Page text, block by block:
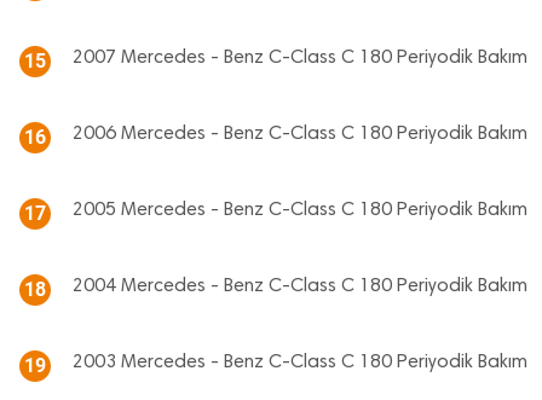
15 2007 Mercedes - Benz C-Class C 180 Periyodik Bakım
16 2006 Mercedes - Benz C-Class C 180 Periyodik Bakım
17 2005 Mercedes - Benz C-Class C 180 Periyodik Bakım
18 2004 Mercedes - Benz C-Class C 180 Periyodik Bakım
19 2003 Mercedes - Benz C-Class C 180 Periyodik Bakım